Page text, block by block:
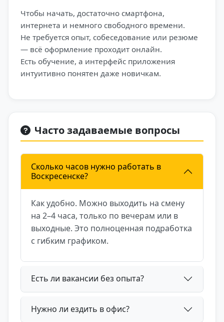
Чтобы начать, достаточно смартфона,
интернета и немного свободного времени.
Не требуется опыт, собеседование или резюме
— всё оформление проходит онлайн.
Есть обучение, а интерфейс приложения
интуитивно понятен даже новичкам.
Часто задаваемые вопросы
Сколько часов нужно работать в
Воскресенске?
Как удобно. Можно выходить на смену
на 2–4 часа, только по вечерам или в
выходные. Это полноценная подработка
с гибким графиком.
Есть ли вакансии без опыта?
Нужно ли ездить в офис?